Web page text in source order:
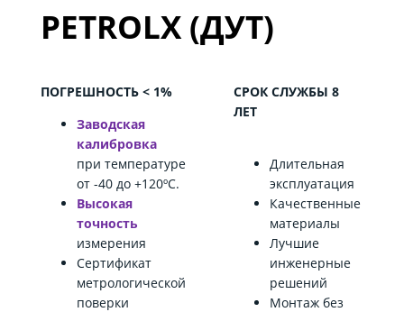
PETROLX (ДУТ)
ПОГРЕШНОСТЬ < 1%
Заводская
калибровка
при температуре
от -40 до +120ºC.
Высокая
точность
измерения
Сертификат
метрологической
поверки
СРОК СЛУЖБЫ 8
ЛЕТ
Длительная
эксплуатация
Качественные
материалы
Лучшие
инженерные
решений
Монтаж без